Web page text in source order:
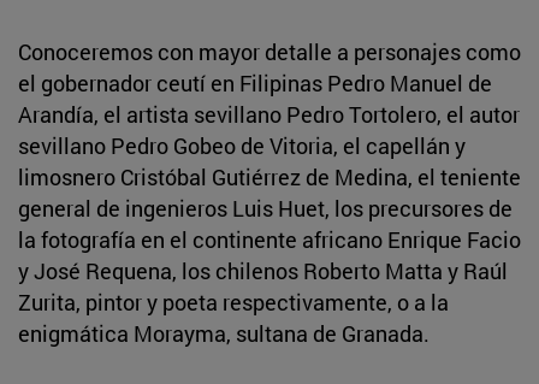
Conoceremos con mayor detalle a personajes como
el gobernador ceutí en Filipinas Pedro Manuel de
Arandía, el artista sevillano Pedro Tortolero, el autor
sevillano Pedro Gobeo de Vitoria, el capellán y
limosnero Cristóbal Gutiérrez de Medina, el teniente
general de ingenieros Luis Huet, los precursores de
la fotografía en el continente africano Enrique Facio
y José Requena, los chilenos Roberto Matta y Raúl
Zurita, pintor y poeta respectivamente, o a la
enigmática Morayma, sultana de Granada.